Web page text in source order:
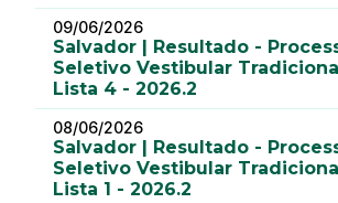
09/06/2026
Salvador | Resultado -
Seletivo Vestibular
Lista 4 - 2026.2
08/06/2026
Salvador | Resultado -
Seletivo Vestibular
Lista 1 - 2026.2